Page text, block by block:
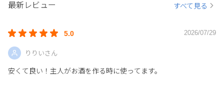
最新レビュー すべて見る
5.0 2026/07/29
りりいさん
安くて良い！主人がお酒を作る時に使ってます。